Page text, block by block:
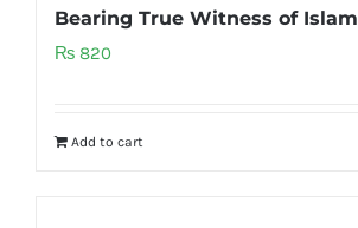
Bearing True Witness of Islam
₨ 820
Add to cart